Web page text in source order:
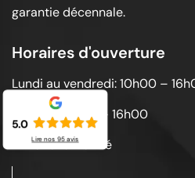
garantie décennale.
Horaires d'ouverture
Lundi au vendredi: 10h00 –
Samedi: 10h00 – 16h00
Dimanche: Fermé
5.0
Lire nos 95avis